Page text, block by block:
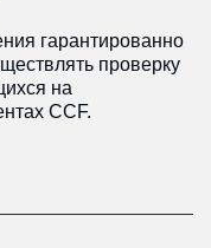
гарантированно
проверку
на
CCF.